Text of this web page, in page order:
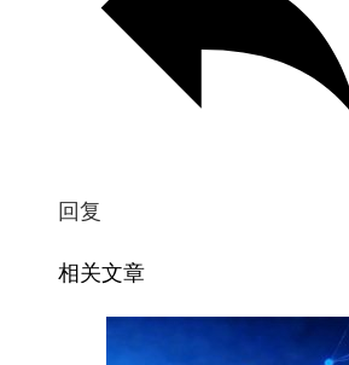
回复
相关文章